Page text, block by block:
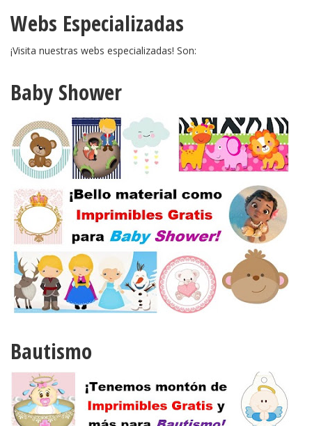
Webs Especializadas
¡Visita nuestras webs especializadas! Son:
Baby Shower
Bautismo